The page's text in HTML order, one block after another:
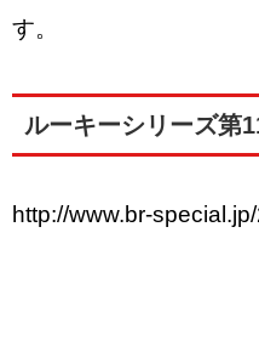
す。
ルーキーシリーズ第
http://www.br-